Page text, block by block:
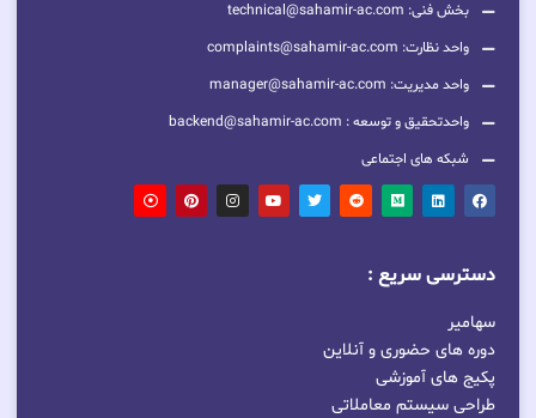
بخش فنی: technical@sahamir-ac.com
واحد نظارت: complaints@sahamir-ac.com
واحد مدیریت: manager@sahamir-ac.com
واحدتحقیق و توسعه : backend@sahamir-ac.com
شبکه های اجتماعی
دسترسی سریع :
سهامیر
دوره های حضوری و آنلاین
پکیج های آموزشی
طراحی سیستم معاملاتی